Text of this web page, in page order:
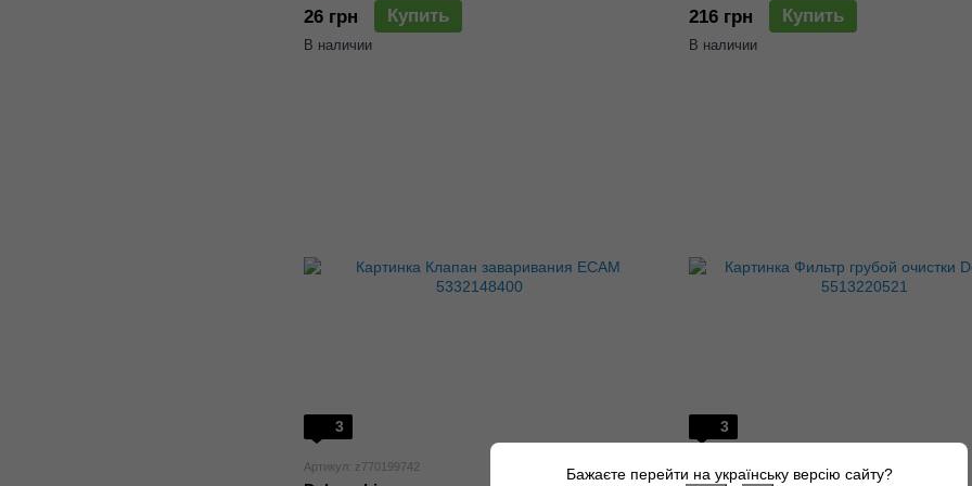
26 грн
Купить
В наличии
216 грн
Купить
В наличии
3
Артикул: z770199742
3
Артикул: z770199669
Бажаєте перейти на українську версію сайту?